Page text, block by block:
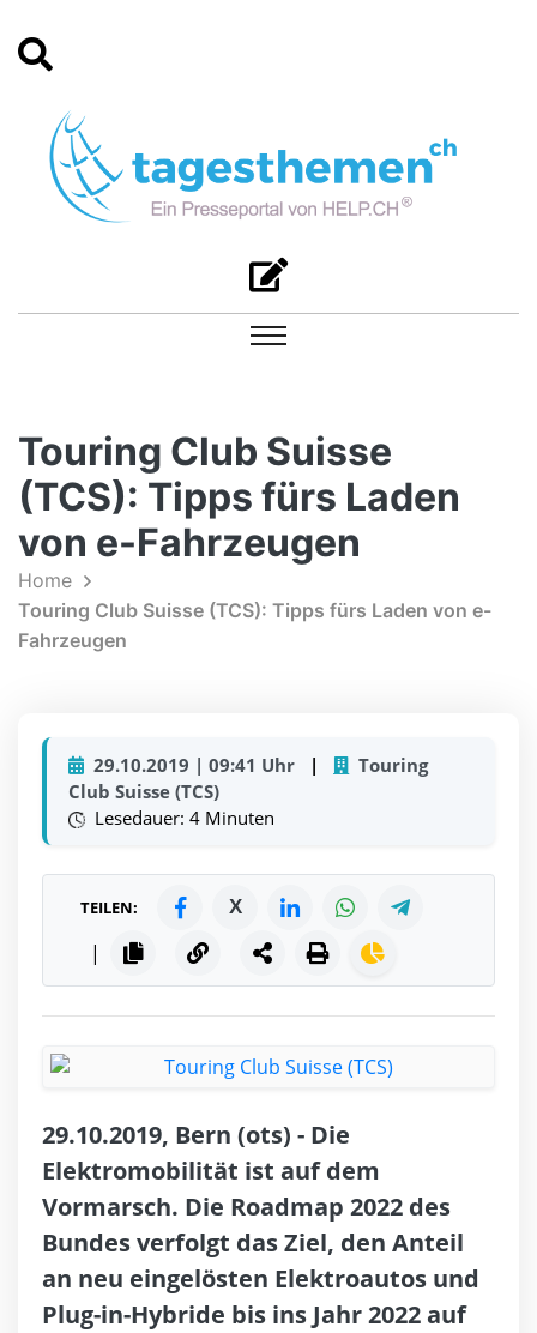
Touring Club Suisse
(TCS): Tipps fürs Laden
von e-Fahrzeugen
Home
Touring Club Suisse (TCS): Tipps fürs Laden von e-
Fahrzeugen
29.10.2019 | 09:41 Uhr |
Touring
Club Suisse (TCS)
Lesedauer: 4 Minuten
TEILEN: X
|
29.10.2019, Bern (ots) - Die
Elektromobilität ist auf dem
Vormarsch. Die Roadmap 2022 des
Bundes verfolgt das Ziel, den Anteil
an neu eingelösten Elektroautos und
Plug-in-Hybride bis ins Jahr 2022 auf